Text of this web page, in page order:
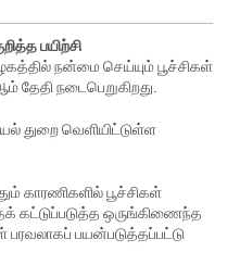
பயிற்சி
நன்மை செய்யும் பூச்சிகள்
ஆம் தேதி நடைபெறுகிறது.
துறை வெளியிட்டுள்ள
காரணிகளில் பூச்சிகள்
கட்டுப்படுத்த ஒருங்கிணைந்த
பயன்படுத்தப்பட்டு